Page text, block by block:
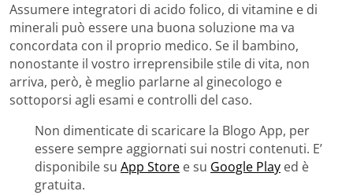
Assumere integratori di acido folico, di vitamine e di
minerali può essere una buona soluzione ma va
concordata con il proprio medico. Se il bambino,
nonostante il vostro irreprensibile stile di vita, non
arriva, però, è meglio parlarne al ginecologo e
sottoporsi agli esami e controlli del caso.
Non dimenticate di scaricare la Blogo App, per
essere sempre aggiornati sui nostri contenuti. E’
disponibile su App Store e su Google Play ed è
gratuita.